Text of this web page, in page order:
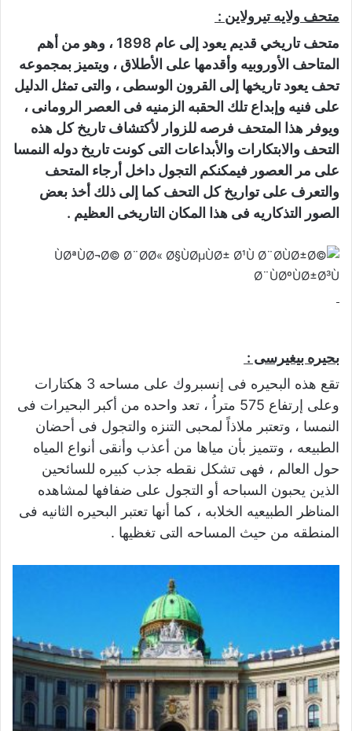
متحف ولايه تيرولاين :
متحف تاريخي قديم يعود إلى عام 1898 ، وهو من أهم
المتاحف الأوروبيه وأقدمها على الأطلاق ، ويتميز بمجموعه
تحف يعود تاريخها إلى القرون الوسطى ، والتى تمثل الدليل
على فنيه وإبداع تلك الحقبه الزمنيه فى العصر الرومانى ،
ويوفر هذا المتحف فرصه للزوار لأكتشاف تاريخ كل هذه
التحف والابتكارات والأبداعات التى كونت تاريخ دوله النمسا
على مر العصور فيمكنكم التجول داخل أرجاء المتحف
والتعرف على تواريخ كل التحف كما إلى ذلك أخذ بعض
الصور التذكاريه فى هذا المكان التاريخى العظيم .
بحيره بيغيرسى :
تقع هذه البحيره فى إنسبروك على مساحه 3 هكتارات
وعلى إرتفاع 575 متراُ ، تعد واحده من أكبر البحيرات فى
النمسا ، وتعتبر ملاذاً لمحبى التنزه والتجول فى أحضان
الطبيعه ، وتتميز بأن مياها من أعذب وأنقى أنواع المياه
حول العالم ، فهى تشكل نقطه جذب كبيره للسائحين
الذين يحبون السباحه أو التجول على ضفافها لمشاهده
المناظر الطبيعيه الخلابه ، كما أنها تعتبر البحيره الثانيه فى
المنطقه من حيث المساحه التى تغظيها .